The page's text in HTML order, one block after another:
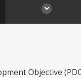
Objective